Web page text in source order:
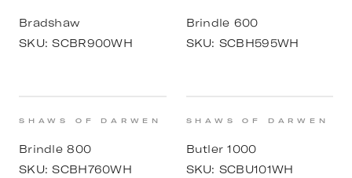
Bradshaw
SKU:SCBR900WH
Brindle 600
SKU: SCBH595WH
SHAWS OF DARWEN
Brindle 800
SKU:SCBH760WH
SHAWS OF DARWEN
Butler 1000
SKU: SCBU101WH